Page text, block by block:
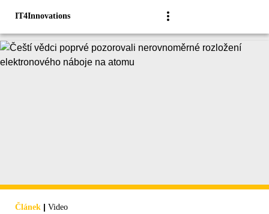
IT4Innovations
Článek | Video